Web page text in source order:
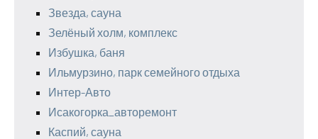
Звезда, сауна
Зелёный холм, комплекс
Избушка, баня
Ильмурзино, парк семейного отдыха
Интер-Авто
Исакогорка_авторемонт
Каспий, сауна